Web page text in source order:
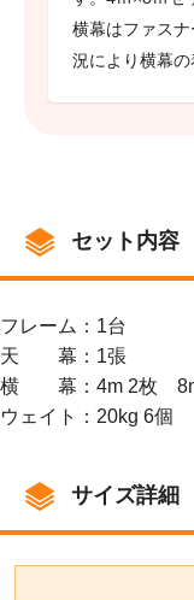
横幕はファス
況により横幕の
セット内容
フレーム：1台
天 幕：1張
横 幕：4m 2枚
ウェイト：20kg 6個
サイズ詳細